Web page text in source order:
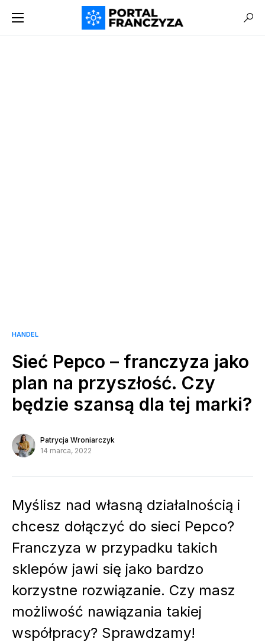
HANDEL
Sieć Pepco – franczyza jako
plan na przyszłość. Czy
będzie szansą dla tej marki?
Patrycja Wroniarczyk
14 marca, 2022
Myślisz nad własną działalnością i
chcesz dołączyć do sieci Pepco?
Franczyza w przypadku takich
sklepów jawi się jako bardzo
korzystne rozwiązanie. Czy masz
możliwość nawiązania takiej
współpracy? Sprawdzamy!